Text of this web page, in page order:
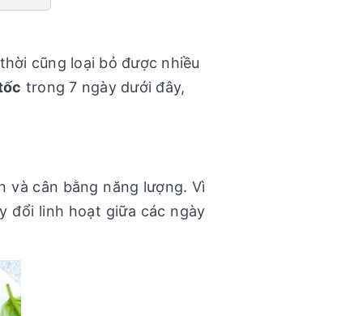
cũng loại bỏ được nhiều
trong 7 ngày dưới đây,
và cân bằng năng lượng. Vì
đổi linh hoạt giữa các ngày